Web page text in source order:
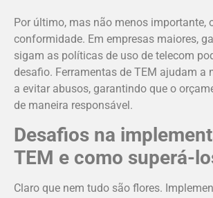
Por último, mas não menos importante,
conformidade. Em empresas maiores,
sigam as políticas de uso de telecom
desafio. Ferramentas de TEM ajudam a
a evitar abusos, garantindo que o
de maneira responsável.
Desafios na
TEM e como superá-
Claro que nem tudo são flores.